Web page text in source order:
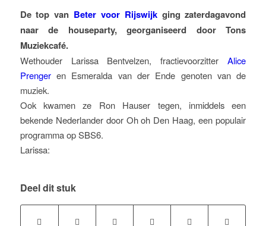
De top van Beter voor Rijswijkging zaterdagavond
naar de houseparty, georganiseerd door Tons
Muziekcafé.
Wethouder Larissa Bentvelzen, fractievoorzitterAlice
Prengeren Esmeralda van der Ende genoten van de
muziek.
Ook kwamen ze Ron Hauser tegen, inmiddels een
bekende Nederlander door Oh oh Den Haag, een populair
programma op SBS6.
Larissa:
Deel dit stuk